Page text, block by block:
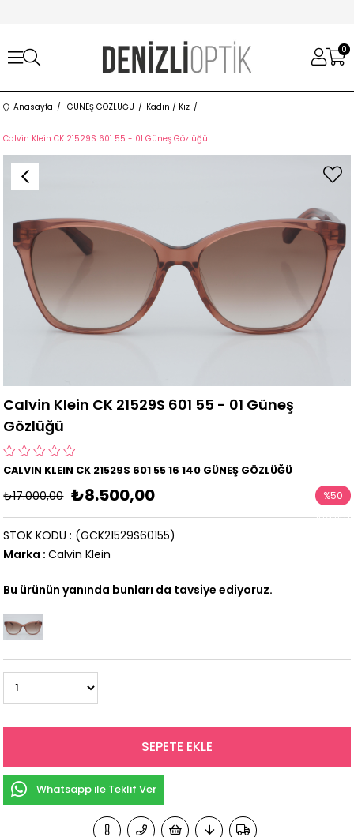
0
Anasayfa GÜNEŞ GÖZLÜĞÜ Kadın / Kız
Calvin Klein CK 21529S 601 55 - 01 Güneş Gözlüğü
Calvin Klein CK 21529S 601 55 - 01 Güneş
Gözlüğü
CALVIN KLEIN CK 21529S 601 55 16 140 GÜNEŞ GÖZLÜĞÜ
₺17.000,00 ₺8.500,00 %50
İndirim
(GCK21529S60155)
STOK KODU
Marka : Calvin Klein
Bu ürünün yanında bunları da tavsiye ediyoruz.
Whatsapp ile Teklif Ver